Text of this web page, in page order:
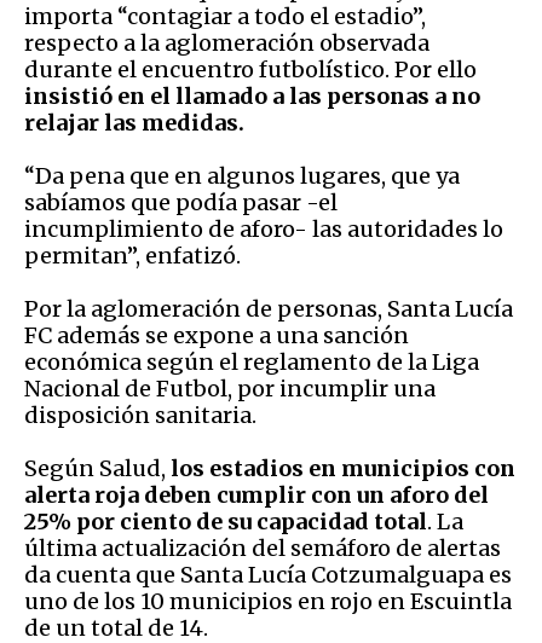
importa “contagiar a todo el estadio”,
respecto a la aglomeración observada
durante el encuentro futbolístico. Por ello
insistió en el llamado a las personas a no
relajar las medidas.
“Da pena que en algunos lugares, que ya
sabíamos que podía pasar -el
incumplimiento de aforo- las autoridades lo
permitan”, enfatizó.
Por la aglomeración de personas, Santa Lucía
FC además se expone a una sanción
económica según el reglamento de la Liga
Nacional de Futbol, por incumplir una
disposición sanitaria.
Según Salud, los estadios en municipios con
alerta roja deben cumplir con un aforo del
25% por ciento de su capacidad total. La
última actualización del semáforo de alertas
da cuenta que Santa Lucía Cotzumalguapa es
uno de los 10 municipios en rojo en Escuintla
de un total de 14.